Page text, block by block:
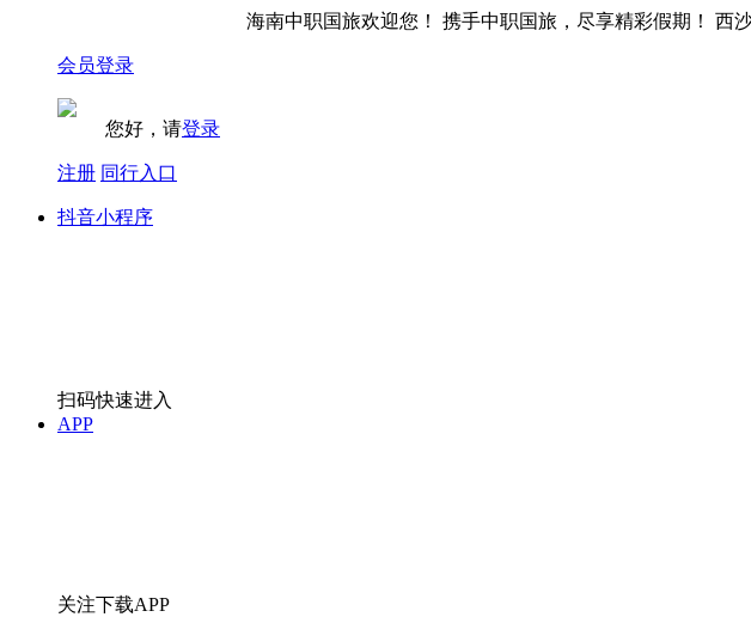
海南中职国旅欢迎您！ 携手中职国旅，尽享精彩假期！ 西沙
会员登录
您好，请登录
注册 同行入口
抖音小程序
扫码快速进入
APP
关注下载APP